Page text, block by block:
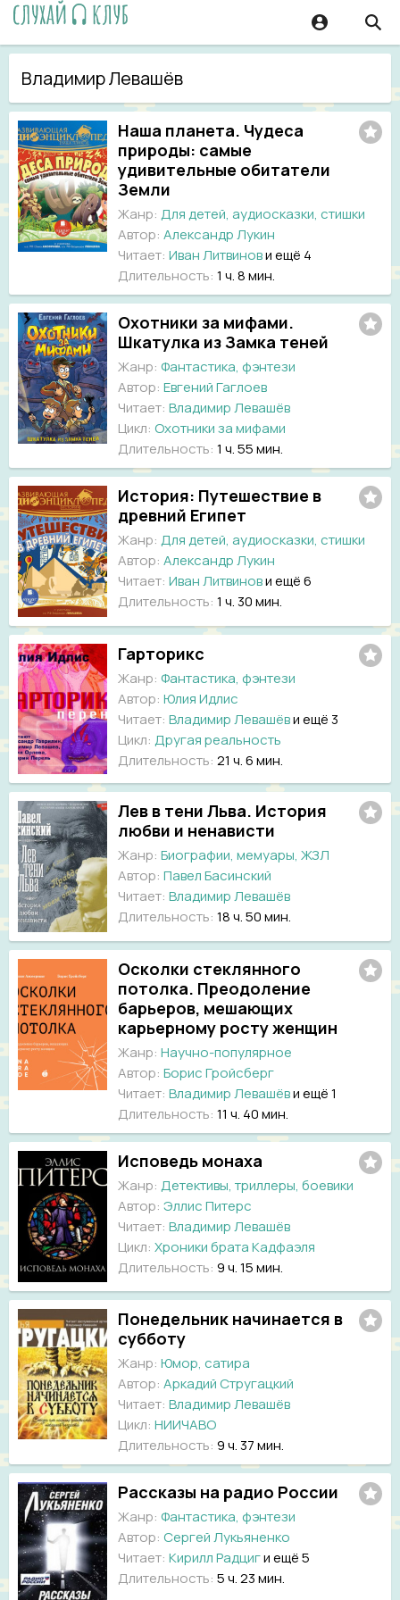
Владимир Левашёв
Наша планета. Чудеса
природы: самые
удивительные обитатели
Земли
Жанр: Для детей, аудиосказки, стишки
Автор: Александр Лукин
Читает: Иван Литвинови ещё 4
Длительность: 1 ч. 8 мин.
Охотники за мифами.
Шкатулка из Замка теней
Жанр: Фантастика, фэнтези
Автор: Евгений Гаглоев
Читает: Владимир Левашёв
Цикл: Охотники за мифами
Длительность: 1 ч. 55 мин.
История: Путешествие в
древний Египет
Жанр: Для детей, аудиосказки, стишки
Автор: Александр Лукин
Читает: Иван Литвинови ещё 6
Длительность: 1 ч. 30 мин.
Гарторикс
Жанр: Фантастика, фэнтези
Автор: Юлия Идлис
Читает: Владимир Левашёви ещё 3
Цикл: Другая реальность
Длительность: 21 ч. 6 мин.
Лев в тени Льва. История
любви и ненависти
Жанр: Биографии, мемуары, ЖЗЛ
Автор: Павел Басинский
Читает: Владимир Левашёв
Длительность: 18 ч. 50 мин.
Осколки стеклянного
потолка. Преодоление
барьеров, мешающих
карьерному росту женщин
Жанр: Научно-популярное
Автор: Борис Гройсберг
Читает: Владимир Левашёви ещё 1
Длительность: 11 ч. 40 мин.
Исповедь монаха
Жанр: Детективы, триллеры, боевики
Автор: Эллис Питерс
Читает: Владимир Левашёв
Цикл: Хроники брата Кадфаэля
Длительность: 9 ч. 15 мин.
Понедельник начинается в
субботу
Жанр: Юмор, сатира
Автор: Аркадий Стругацкий
Читает: Владимир Левашёв
Цикл: НИИЧАВО
Длительность: 9 ч. 37 мин.
Рассказы на радио России
Жанр: Фантастика, фэнтези
Автор: Сергей Лукьяненко
Читает: Кирилл Радциги ещё 5
Длительность: 5 ч. 23 мин.